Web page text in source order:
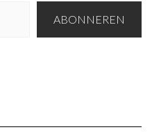
ABONNEREN